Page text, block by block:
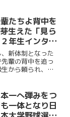
の行事である。東
た...
たちよ背中を
生えた「見ら
年生インタビ
新体制となった
輩の背中を追っ
から頼られ、
さらには應援指導
には...
一へ弾みをつ
一体となり日